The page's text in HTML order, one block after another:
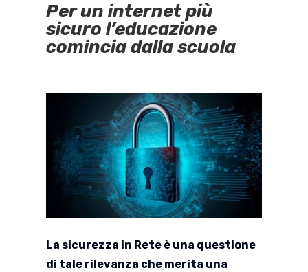
Per un internet più
sicuro l’educazione
comincia dalla scuola
La sicurezza in Rete è una questione
di tale rilevanza che merita una